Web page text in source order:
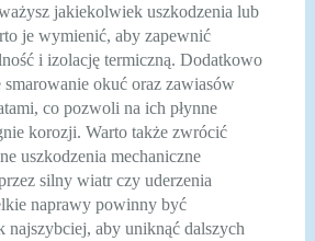
jakiekolwiek uszkodzenia lub
je wymienić, aby zapewnić
i izolację termiczną. Dodatkowo
smarowanie okuć oraz zawiasów
co pozwoli na ich płynne
korozji. Warto także zwrócić
uszkodzenia mechaniczne
silny wiatr czy uderzenia
naprawy powinny być
najszybciej, aby uniknąć dalszych